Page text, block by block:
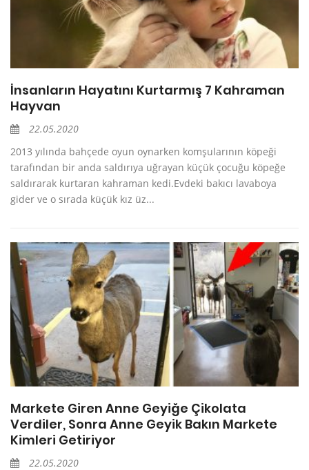
İnsanların Hayatını Kurtarmış 7 Kahraman
Hayvan
22.05.2020
2013 yılında bahçede oyun oynarken komşularının köpeği
tarafından bir anda saldırıya uğrayan küçük çocuğu köpeğe
saldırarak kurtaran kahraman kedi.Evdeki bakıcı lavaboya
gider ve o sırada küçük kız üz...
Markete Giren Anne Geyiğe Çikolata
Verdiler, Sonra Anne Geyik Bakın Markete
Kimleri Getiriyor
22.05.2020